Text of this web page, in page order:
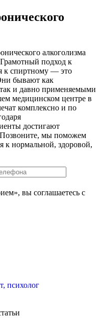
алкоголизма
подход к
к спиртному — это
бывают как
и давно применяемыми
медицинском центре в
комплексно и по
достигают
Позвоните, мы поможем
к нормальной, здоровой,
вы соглашаетесь с
психолог